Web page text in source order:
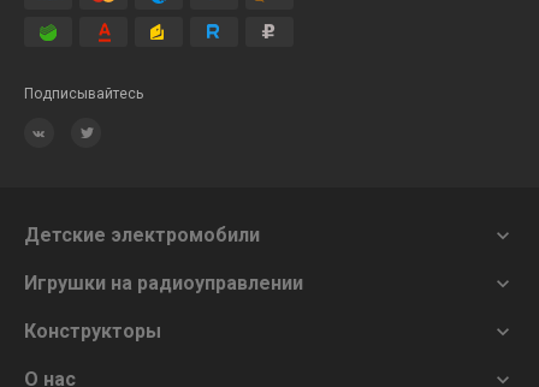
Подписывайтесь
Детские электромобили 
Игрушки на радиоуправлении 
Конструкторы 
О нас 